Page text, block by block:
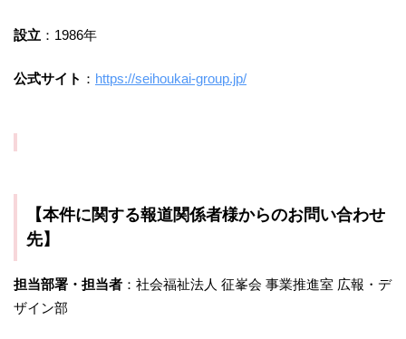
設立 ：1986年
公式サイト ： https://seihoukai-group.jp/
【本件に関する報道関係者様からのお問い合わせ
先】
担当部署・担当者 ：社会福祉法人 征峯会 事業推進室 広報・デ
ザイン部